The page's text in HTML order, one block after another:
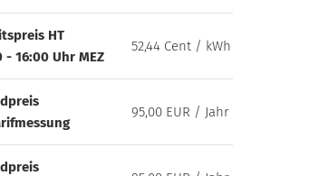
HT
- 16:00 Uhr MEZ
52,44 Cent / kWh
95,00 EUR / Jahr